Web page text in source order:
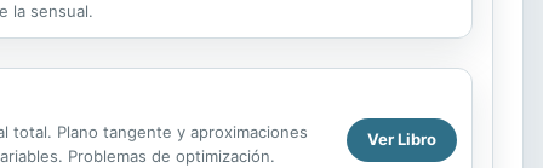
la sensual.
total. Plano tangente y aproximaciones
Problemas de optimización.
Ver Libro